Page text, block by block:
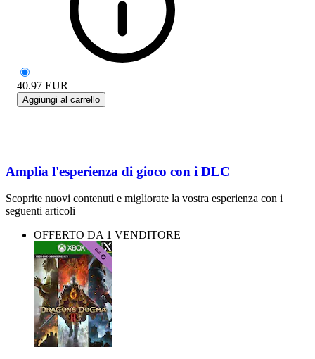
40.97 EUR
Aggiungi al carrello
Amplia l'esperienza di gioco con i DLC
Scoprite nuovi contenuti e migliorate la vostra esperienza con i
seguenti articoli
OFFERTO DA 1 VENDITORE